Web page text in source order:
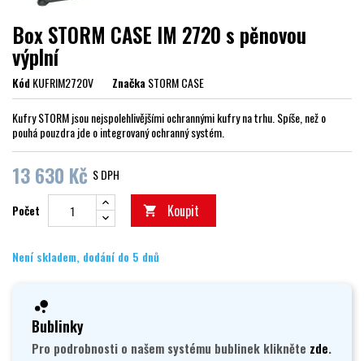
Box STORM CASE IM 2720 s pěnovou
výplní
KódKUFRIM2720V ZnačkaSTORM CASE
Kufry STORM jsou nejspolehlivějšími ochrannými kufry na trhu. Spíše, než o
pouhá pouzdra jde o integrovaný ochranný systém.
13 630 Kč S DPH
Počet  Koupit
Není skladem, dodání do 5 dnů
Bublinky
Pro podrobnosti o našem systému bublinek klikněte zde.